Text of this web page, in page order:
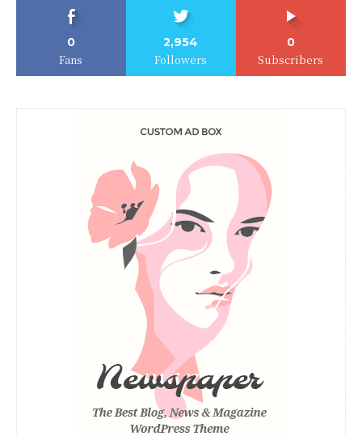
0
Fans
2,954
Followers
0
Subscribers